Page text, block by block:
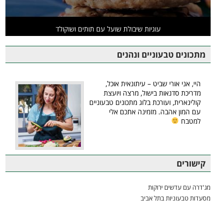
עוגיות שיבולת שועל עם תותים ושוקולד
מתכונים טבעוניים ונהנים
היי, אני אורי שביט – עיתונאית אוכל,
מדריכת סדנאות בישול, מרצה ויועצת
קולינארית, ועורכת בלוג מתכונים טבעוניים
עם המון אהבה. מזמינה אתכם אלי
למטבח
קישורים
מג'דרה עם עדשים ירוקות
מסעדות טבעוניות בתל אביב